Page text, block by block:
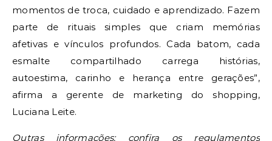
momentos de troca, cuidado e aprendizado. Fazem
parte de rituais simples que criam memórias
afetivas e vínculos profundos. Cada batom, cada
esmalte compartilhado carrega histórias,
autoestima, carinho e herança entre gerações”,
afirma a gerente de marketing do shopping,
Luciana Leite.
Outras informações: confira os regulamentos